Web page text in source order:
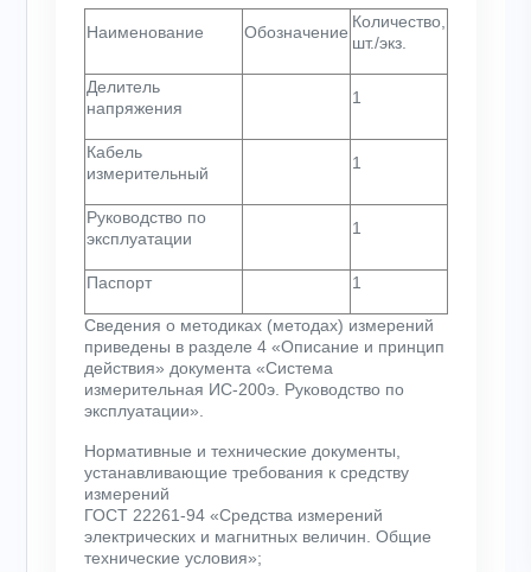
Наименование Обозначение
Количество,
шт./экз.
Делитель
напряжения
1
Кабель
измерительный
1
Руководство по
эксплуатации
1
Паспорт 1
Сведения о методиках (методах) измерений
приведены в разделе 4 «Описание и принцип
действия» документа «Система
измерительная ИС-200э. Руководство по
эксплуатации».
Нормативные и технические документы,
устанавливающие требования к средству
измерений
ГОСТ 22261-94 «Средства измерений
электрических и магнитных величин. Общие
технические условия»;